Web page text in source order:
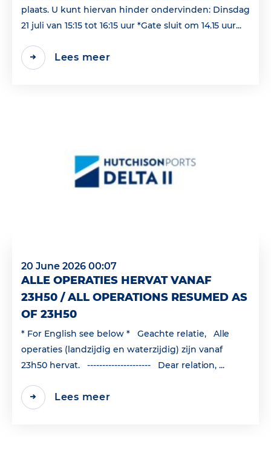
plaats. U kunt hiervan hinder ondervinden: Dinsdag
21 juli van 15:15 tot 16:15 uur *Gate sluit om 14.15 uur...
Lees meer
20 June 2026 00:07
ALLE OPERATIES HERVAT VANAF
23H50 / ALL OPERATIONS RESUMED AS
OF 23H50
* For English see below * Geachte relatie, Alle
operaties (landzijdig en waterzijdig) zijn vanaf
23h50 hervat. --------------------- Dear relation, ...
Lees meer